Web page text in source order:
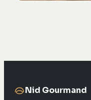
Nid Gourmand